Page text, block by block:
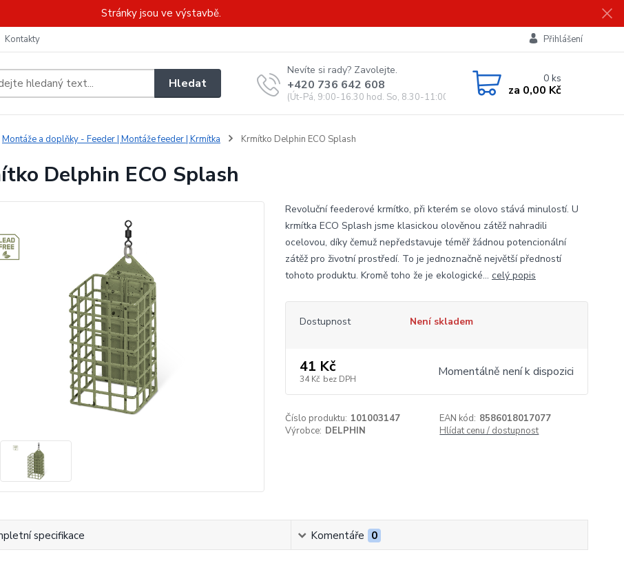
Stránky jsou ve výstavbě.
Kontakty Přihlášení
Hledat
Nevíte si rady? Zavolejte.
+420 736 642 608
(Út-Pá, 9:00-16.30 hod. So, 8.30-11:00 hod.)
0ks
za 0,00 Kč
Montáže a doplňky - Feeder | Montáže feeder | Krmítka Krmítko Delphin ECO Splash
Delphin ECO Splash
Revoluční feederové krmítko, při kterém se olovo stává minulostí. U
krmítka ECO Splash jsme klasickou olověnou zátěž nahradili
ocelovou, díky čemuž nepředstavuje téměř žádnou potencionální
zátěž pro životní prostředí. To je jednoznačně největší předností
tohoto produktu. Kromě toho že je ekologické... celý popis
Dostupnost Není skladem
41 Kč
34 Kč bez DPH Momentálně není k dispozici
Číslo produktu: 101003147 EAN kód: 8586018017077
Výrobce: DELPHIN Hlídat cenu / dostupnost
specifikace Komentáře 0